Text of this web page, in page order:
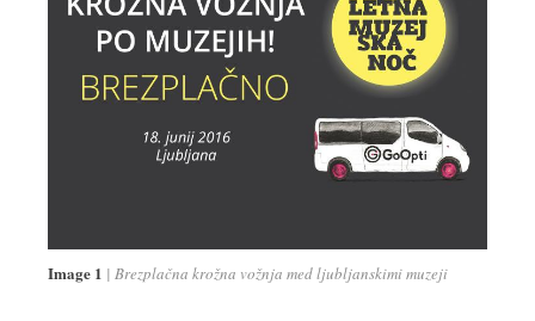
Image 1 Brezplačna krožna vožnja med ljubljanskimi muzeji